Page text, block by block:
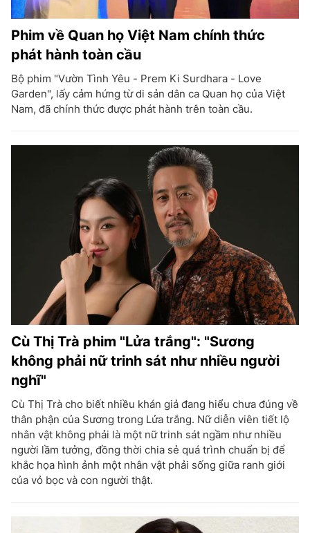
Phim về Quan họ Việt Nam chính thức
phát hành toàn cầu
Bộ phim "Vườn Tình Yêu - Prem Ki Surdhara - Love
Garden", lấy cảm hứng từ di sản dân ca Quan họ của Việt
Nam, đã chính thức được phát hành trên toàn cầu.
Cù Thị Trà phim "Lửa trắng": "Sương
không phải nữ trinh sát như nhiều người
nghĩ"
Cù Thị Trà cho biết nhiều khán giả đang hiểu chưa đúng về
thân phận của Sương trong Lửa trắng. Nữ diễn viên tiết lộ
nhân vật không phải là một nữ trinh sát ngầm như nhiều
người lầm tưởng, đồng thời chia sẻ quá trình chuẩn bị để
khắc họa hình ảnh một nhân vật phải sống giữa ranh giới
của vỏ bọc và con người thật.